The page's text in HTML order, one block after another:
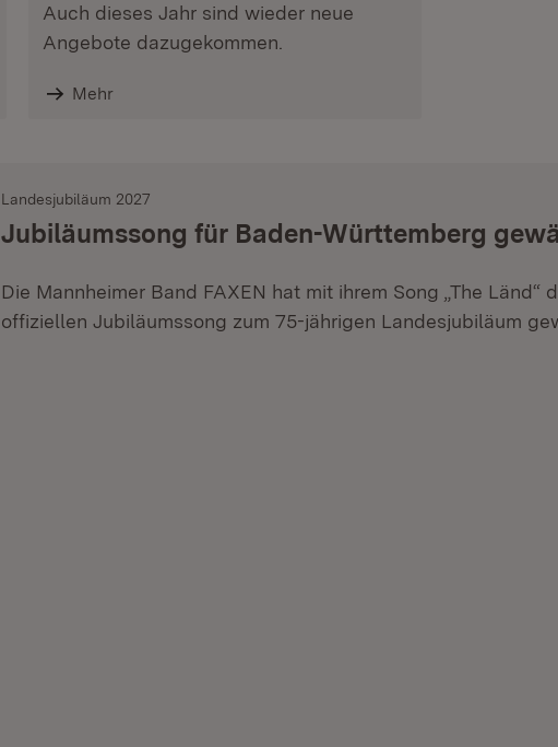
Auch dieses Jahr sind wieder neue
Angebote dazugekommen.
Mehr
Landesjubiläum 2027
Jubiläumssong für Baden-Württemberg
Die Mannheimer Band FAXEN hat mit ihrem Song „The Länd“
offiziellen Jubiläumssong zum 75-jährigen Landesjubiläum